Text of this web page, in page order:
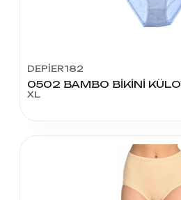
DEPİER182
0502 BAMBO BİKİNİ
XL